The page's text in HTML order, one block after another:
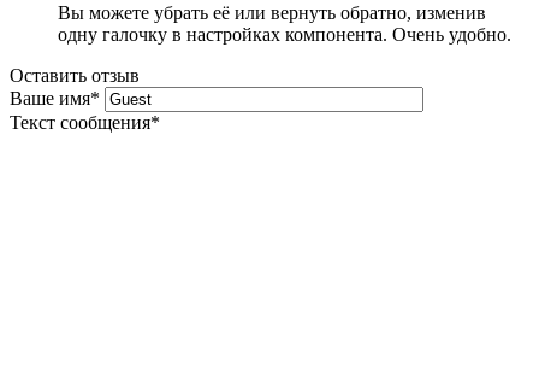
Вы можете убрать её или вернуть обратно, изменив
одну галочку в настройках компонента. Очень удобно.
Оставить отзыв
Ваше имя*
Текст сообщения*